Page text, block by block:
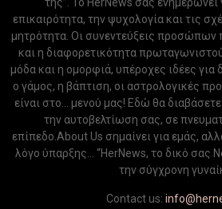
της”. Το HerNews σας ενημερώνει
επικαιρότητα, την ψυχολογία και τις
μητρότητα. Οι συνεντεύξεις προσώπων
και η διαφορετικότητα
μόδα και η ομορφιά, υπέροχες ιδέες
ο γάμος, η βάπτιση, οι αστρολογικές
είναι στο... μενού μας! Εδώ θα
την αυτοβελτίωση σας, σε
επίπεδο.About Us σημαίνει για εμάς,
λόγο ύπαρξης... “HerNews, το δικό σας
την σύγχρονη
Contact us: